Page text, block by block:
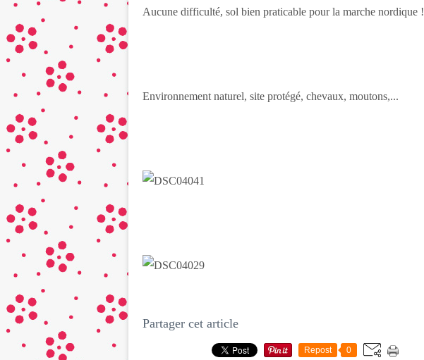
Aucune difficulté, sol bien praticable pour la marche nordique !
Environnement naturel, site protégé, chevaux, moutons,...
Partager cet article
Repost 0